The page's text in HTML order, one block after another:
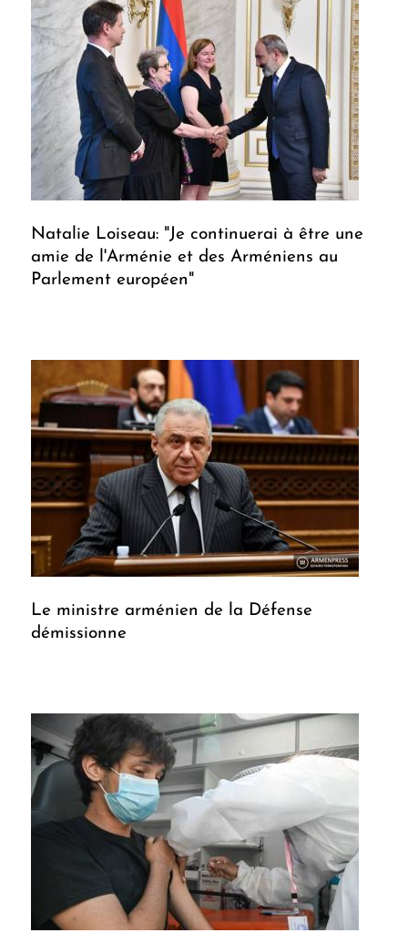
Natalie Loiseau: "Je continuerai à être une
amie de l'Arménie et des Arméniens au
Parlement européen"
Le ministre arménien de la Défense
démissionne